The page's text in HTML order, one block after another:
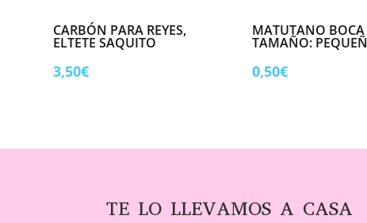
CARBÓN PARA REYES,
ELTETE SAQUITO
3,50€
MATUTANO BOCA
TAMAÑO:
0,50€
TE LO LLEVAMOS A CASA